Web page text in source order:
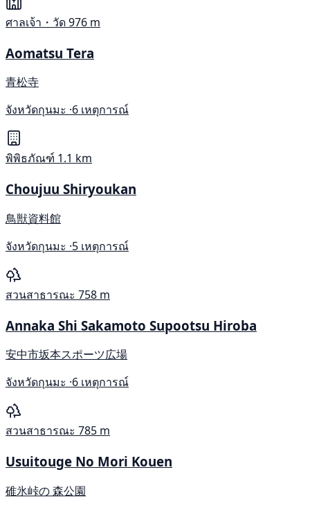
ศาลเจ้า・วัด976 m
Aomatsu Tera
青松寺
จังหวัดกุนมะ ·6 เหตุการณ์
พิพิธภัณฑ์ 1.1 km
Choujuu Shiryoukan
鳥獣資料館
จังหวัดกุนมะ ·5 เหตุการณ์
สวนสาธารณะ 758 m
Annaka Shi Sakamoto Supootsu Hiroba
安中市坂本スポーツ広場
จังหวัดกุนมะ ·6 เหตุการณ์
สวนสาธารณะ 785 m
Usuitouge No Mori Kouen
碓氷峠の 森公園